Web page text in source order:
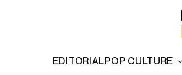
EDITORIALPOP CULTURE